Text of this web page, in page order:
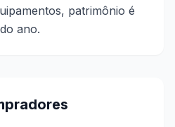
patrimônio é
ano.